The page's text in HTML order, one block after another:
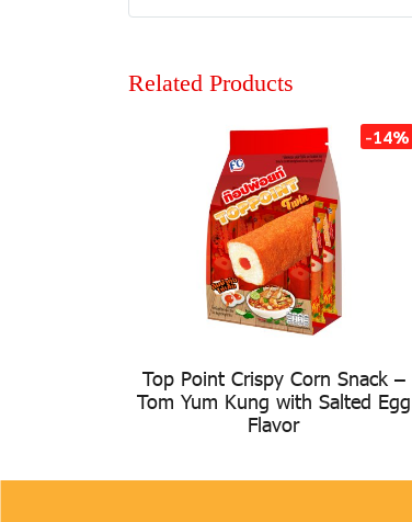
Related Products
-14%
Top Point Crispy Corn Snack –
Tom Yum Kung with Salted Egg
Flavor